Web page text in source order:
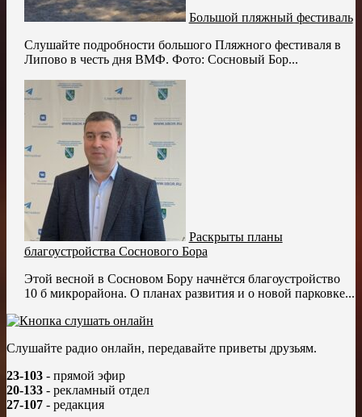
Большой пляжный фестиваль
Слушайте подробности большого Пляжного фестиваля в
Липово в честь дня ВМФ. Фото: Сосновый Бор...
Раскрыты планы
благоустройства Соснового Бора
Этой весной в Сосновом Бору начнётся благоустройство
10 б микрорайона. О планах развития и о новой парковке...
Слушайте радио онлайн, передавайте приветы друзьям.
23-103 - прямой эфир
20-133 - рекламный отдел
27-107 - редакция